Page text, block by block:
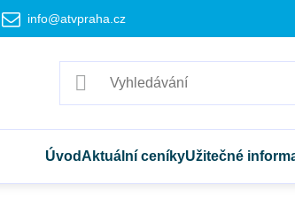
info@atvpraha.cz
ÚvodAktuální ceníkyUžitečné